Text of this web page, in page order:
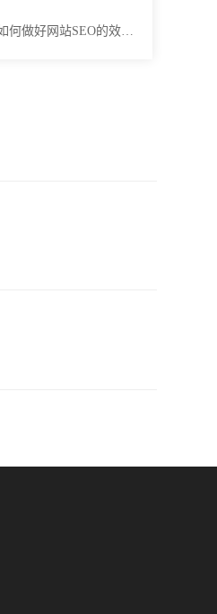
好网站SEO的效果分析？